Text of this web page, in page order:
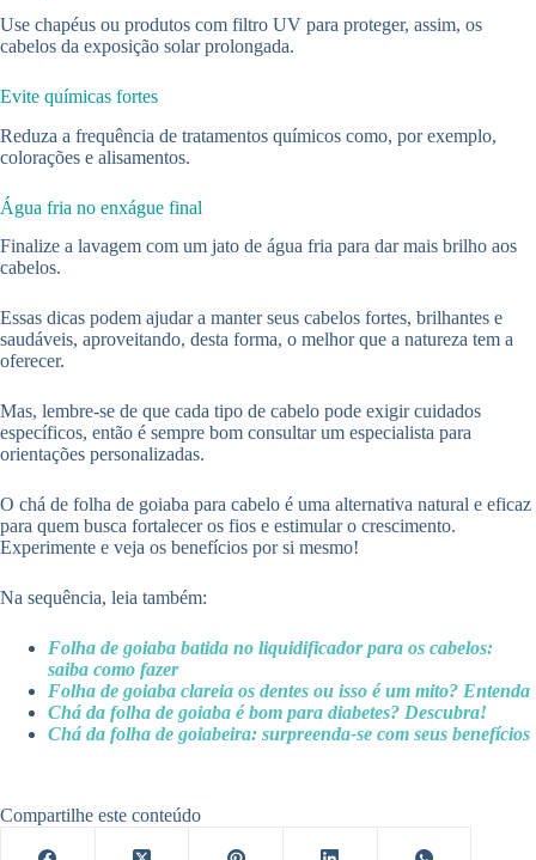
Use chapéus ou produtos com filtro UV para proteger, assim, os
cabelos da exposição solar prolongada.
Evite químicas fortes
Reduza a frequência de tratamentos químicos como, por exemplo,
colorações e alisamentos.
Água fria no enxágue final
Finalize a lavagem com um jato de água fria para dar mais brilho aos
cabelos.
Essas dicas podem ajudar a manter seus cabelos fortes, brilhantes e
saudáveis, aproveitando, desta forma, o melhor que a natureza tem a
oferecer.
Mas, lembre-se de que cada tipo de cabelo pode exigir cuidados
específicos, então é sempre bom consultar um especialista para
orientações personalizadas.
O chá de folha de goiaba para cabelo é uma alternativa natural e eficaz
para quem busca fortalecer os fios e estimular o crescimento.
Experimente e veja os benefícios por si mesmo!
Na sequência, leia também:
Folha de goiaba batida no liquidificador para os cabelos:
saiba como fazer
Folha de goiaba clareia os dentes ou isso é um mito? Entenda
Chá da folha de goiaba é bom para diabetes? Descubra!
Chá da folha de goiabeira: surpreenda-se com seus benefícios
Compartilhe este conteúdo